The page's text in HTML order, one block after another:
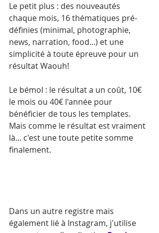
Le petit plus : des nouveautés
chaque mois, 16 thématiques pré-
définies (minimal, photographie,
news, narration, food...) et une
simplicité à toute épreuve pour un
résultat Waouh!
Le bémol : le résultat a un coût, 10€
le mois ou 40€ l'année pour
bénéficier de tous les templates.
Mais comme le résultat est vraiment
là... c'est une toute petite somme
finalement.
Dans un autre registre mais
également lié à Instagram, j'utilise